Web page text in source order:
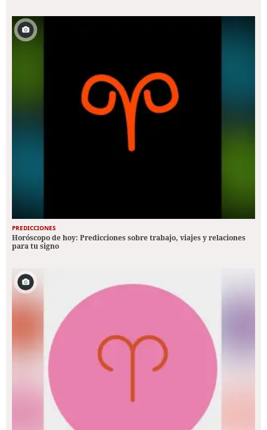
PREDICCIONES
Horóscopo de hoy: Predicciones sobre trabajo, viajes y relaciones
para tu signo